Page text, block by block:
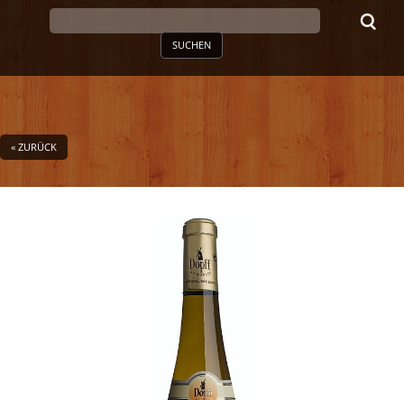
SUCHEN
« ZURÜCK